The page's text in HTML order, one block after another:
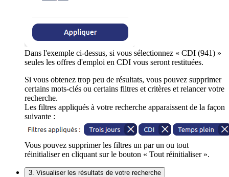
Dans l'exemple ci-dessus, si vous sélectionnez « CDI (941) »
seules les offres d'emploi en CDI vous seront restituées.
Si vous obtenez trop peu de résultats, vous pouvez supprimer
certains mots-clés ou certains filtres et critères et relancer votre
recherche.
Les filtres appliqués à votre recherche apparaissent de la façon
suivante :
Vous pouvez supprimer les filtres un par un ou tout
réinitialiser en cliquant sur le bouton « Tout réinitialiser ».
3. Visualiser les résultats de votre recherche